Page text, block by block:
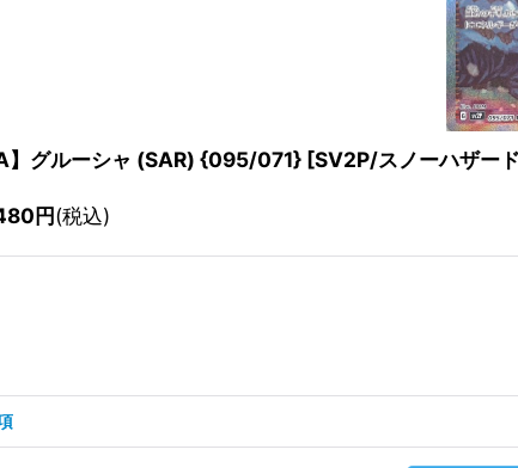
A】グルーシャ (SAR) {095/071} [SV2P/スノーハザー
円(税込)